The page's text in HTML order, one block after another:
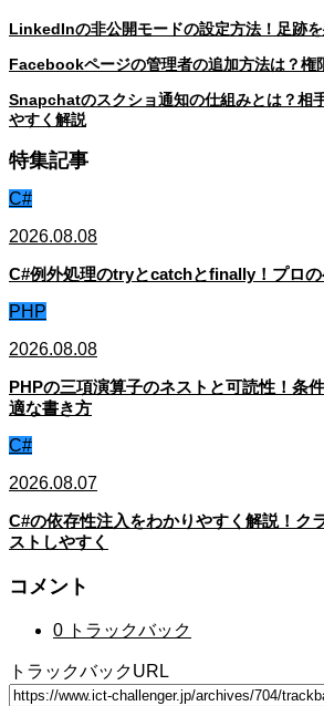
LinkedInの非公開モードの設定方法！足跡
Facebookページの管理者の追加方法は？権
Snapchatのスクショ通知の仕組みとは？相
やすく解説
特集記事
C#
2026.08.08
C#例外処理のtryとcatchとfinally！プロ
PHP
2026.08.08
PHPの三項演算子のネストと可読性！条
適な書き方
C#
2026.08.07
C#の依存性注入をわかりやすく解説！ク
ストしやすく
コメント
0 トラックバック
トラックバックURL